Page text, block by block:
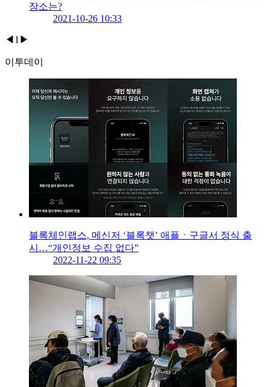
장소는?
2021-10-26 10:33
◀ 1 ▶
이투데이
블록체인랩스, 메신저 ‘블록챗’ 애플ㆍ구글서 정식 출
시…“개인정보 수집 없다”
2022-11-22 09:35